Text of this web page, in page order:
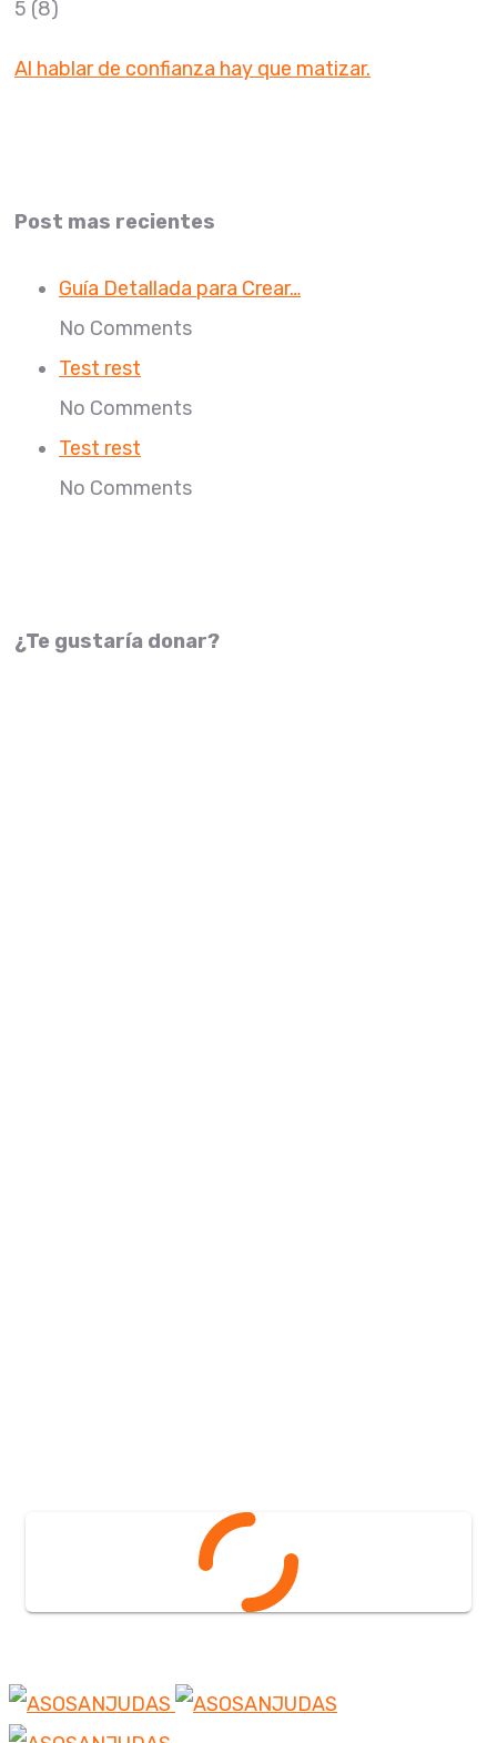
5 (8)
Al hablar de confianza hay que matizar.
Post mas recientes
Guía Detallada para Crear…
No Comments
Test rest
No Comments
Test rest
No Comments
¿Te gustaría donar?